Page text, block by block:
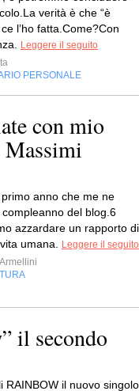
verità è che “è
l’ho fatta.Come?Con
Leggere il seguito
PERSONALE
con mio
anno che me ne
del blog.6
azzardare un rapporto di
umana.
Leggere il seguito
il secondo
RAINBOW il nuovo singolo